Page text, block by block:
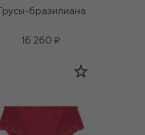
Трусы-бразилиана
16 260 ₽